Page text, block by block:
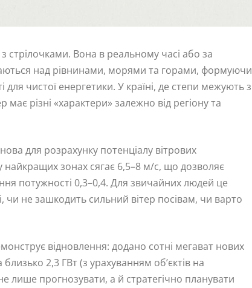
стрілочками. Вона в реальному часі або за
над рівнинами, морями та горами, формуючи
чистої енергетики. У країні, де степи межують з
різні «характери» залежно від регіону та
для розрахунку потенціалу вітрових
найкращих зонах сягає 6,5–8 м/с, що дозволяє
потужності 0,3–0,4. Для звичайних людей це
чи не зашкодить сильний вітер посівам, чи варто
відновлення: додано сотні мегават нових
2,3 ГВт (з урахуванням об’єктів на
лише прогнозувати, а й стратегічно планувати